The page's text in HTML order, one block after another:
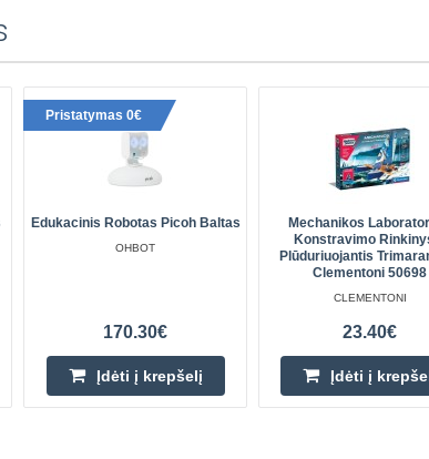
Pristatymas 0€
Edukacinis Robotas Picoh Baltas
OHBOT
170.30€
Įdėti į krepšelį
Mechanikos
Konstravimo
Plūduriuojantis
Clementoni 50698
CLEMENTONI
23.40€
Įdėti į